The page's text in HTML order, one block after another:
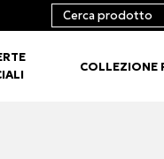
COLLEZIONE